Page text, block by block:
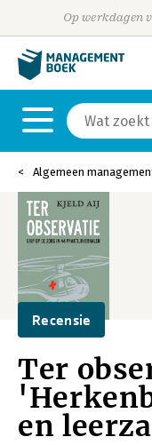
Op werkdagen
Algemeen
Recensie
Ter
en